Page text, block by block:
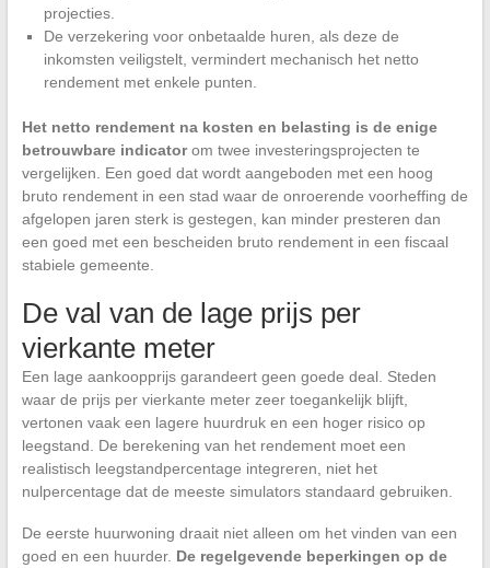
projecties.
De verzekering voor onbetaalde huren, als deze de
inkomsten veiligstelt, vermindert mechanisch het netto
rendement met enkele punten.
Het netto rendement na kosten en belasting is de enige
betrouwbare indicatorom twee investeringsprojecten te
vergelijken. Een goed dat wordt aangeboden met een hoog
bruto rendement in een stad waar de onroerende voorheffing de
afgelopen jaren sterk is gestegen, kan minder presteren dan
een goed met een bescheiden bruto rendement in een fiscaal
stabiele gemeente.
De val van de lage prijs per
vierkante meter
Een lage aankoopprijs garandeert geen goede deal. Steden
waar de prijs per vierkante meter zeer toegankelijk blijft,
vertonen vaak een lagere huurdruk en een hoger risico op
leegstand. De berekening van het rendement moet een
realistisch leegstandpercentage integreren, niet het
nulpercentage dat de meeste simulators standaard gebruiken.
De eerste huurwoning draait niet alleen om het vinden van een
goed en een huurder. De regelgevende beperkingen op de